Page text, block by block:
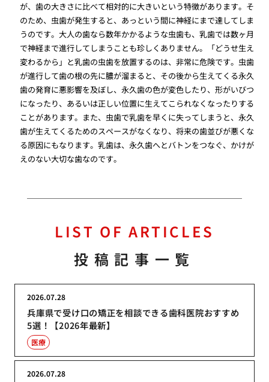
が、歯の大きさに比べて相対的に大きいという特徴があります。そ
のため、虫歯が発生すると、あっという間に神経にまで達してしま
うのです。大人の歯なら数年かかるような虫歯も、乳歯では数ヶ月
で神経まで進行してしまうことも珍しくありません。「どうせ生え
変わるから」と乳歯の虫歯を放置するのは、非常に危険です。虫歯
が進行して歯の根の先に膿が溜まると、その後から生えてくる永久
歯の発育に悪影響を及ぼし、永久歯の色が変色したり、形がいびつ
になったり、あるいは正しい位置に生えてこられなくなったりする
ことがあります。また、虫歯で乳歯を早くに失ってしまうと、永久
歯が生えてくるためのスペースがなくなり、将来の歯並びが悪くな
る原因にもなります。乳歯は、永久歯へとバトンをつなぐ、かけが
えのない大切な歯なのです。
LIST OF ARTICLES
投稿記事一覧
兵庫県で受け口の矯正を相談できる歯科医院おすすめ
5選！【2026年最新】
2026.07.28
医療
2026.07.28